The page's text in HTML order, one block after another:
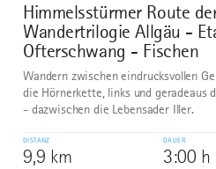
9
Himmelsstürmer Route
Wandertrilogie Allgäu -
Ofterschwang - Fischen
Wandern zwischen eindrucksvollen
die Hörnerkette, links und geradeaus
- dazwischen die Lebensader Iller.
DISTANZ
9,9 km
DAUER
3:00 h